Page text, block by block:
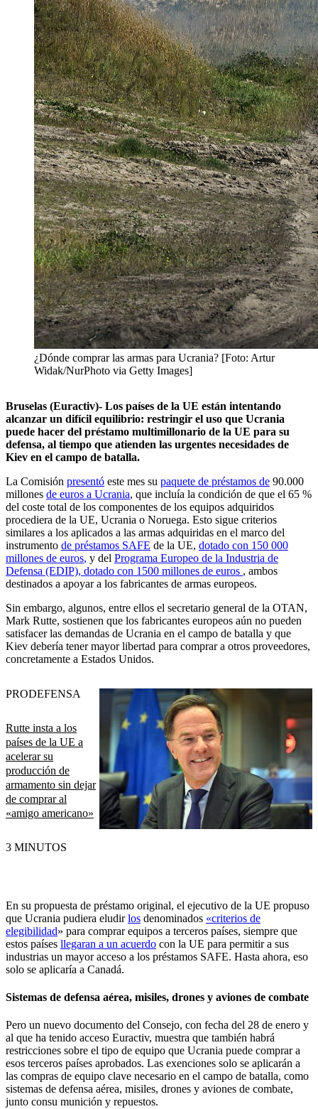
¿Dónde comprar las armas para Ucrania? [Foto: Artur
Widak/NurPhoto via Getty Images]
Bruselas (Euractiv)- Los países de la UE están intentando
alcanzar un difícil equilibrio: restringir el uso que Ucrania
puede hacer del préstamo multimillonario de la UE para su
defensa, al tiempo que atienden las urgentes necesidades de
Kiev en el campo de batalla.
La Comisión presentó este mes su paquete de préstamos de 90.000
millones de euros a Ucrania, que incluía la condición de que el 65 %
del coste total de los componentes de los equipos adquiridos
procediera de la UE, Ucrania o Noruega. Esto sigue criterios
similares a los aplicados a las armas adquiridas en el marco del
instrumento de préstamos SAFE de la UE, dotado con 150 000
millones de euros, y del Programa Europeo de la Industria de
Defensa (EDIP), dotado con 1500 millones de euros , ambos
destinados a apoyar a los fabricantes de armas europeos.
Sin embargo, algunos, entre ellos el secretario general de la OTAN,
Mark Rutte, sostienen que los fabricantes europeos aún no pueden
satisfacer las demandas de Ucrania en el campo de batalla y que
Kiev debería tener mayor libertad para comprar a otros proveedores,
concretamente a Estados Unidos.
Rutte insta a los
países de la UE a
acelerar su
producción de
armamento sin dejar
de comprar al
«amigo americano»
PRODEFENSA
3 MINUTOS
En su propuesta de préstamo original, el ejecutivo de la UE propuso
que Ucrania pudiera eludirlos denominados «criterios de
elegibilidad» para comprar equipos a terceros países, siempre que
estos países llegaran a un acuerdo con la UE para permitir a sus
industrias un mayor acceso a los préstamos SAFE. Hasta ahora, eso
solo se aplicaría a Canadá.
Sistemas de defensa aérea, misiles, drones y aviones de combate
Pero un nuevo documento del Consejo, con fecha del 28 de enero y
al que ha tenido acceso Euractiv, muestra que también habrá
restricciones sobre el tipo de equipo que Ucrania puede comprar a
esos terceros países aprobados. Las exenciones solo se aplicarán a
las compras de equipo clave necesario en el campo de batalla, como
sistemas de defensa aérea, misiles, drones y aviones de combate,
junto consu munición y repuestos.